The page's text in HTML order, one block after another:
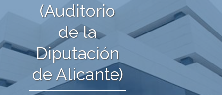
(Auditorio
de la
Diputación
de Alicante)